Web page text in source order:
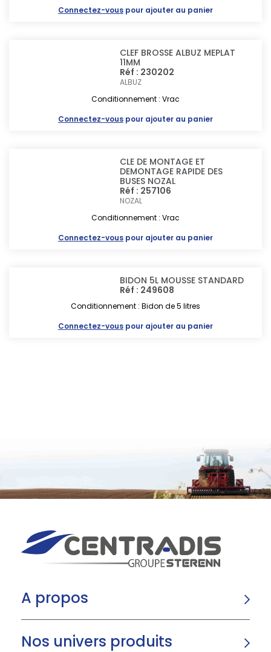
Connectez-vous pour ajouter au panier
CLEF BROSSE ALBUZ MEPLAT
11MM
Réf : 230202
ALBUZ
Conditionnement : Vrac
Connectez-vous pour ajouter au panier
CLE DE MONTAGE ET
DEMONTAGE RAPIDE DES
BUSES NOZAL
Réf : 257106
NOZAL
Conditionnement : Vrac
Connectez-vous pour ajouter au panier
BIDON 5L MOUSSE STANDARD
Réf : 249608
Conditionnement : Bidon de 5 litres
Connectez-vous pour ajouter au panier
A propos
Nos univers produits